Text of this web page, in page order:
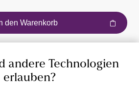
den Warenkorb
andere Technologien
erlauben?